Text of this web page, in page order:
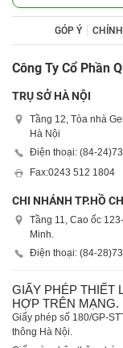
GÓP Ý
Công Ty Cổ Phần
TRỤ SỞ HÀ NỘI
Tầng 12, Tòa nhà
Hà Nội
Điện thoại: (84-24)
Fax:0243 512 1804
CHI NHÁNH TP.HỒ
Tầng 11, Cao ốc
Minh.
Điện thoại: (84-28)
GIẤY PHÉP THIẾT
HỢP TRÊN MẠNG.
Giấy phép số 180/GP-
thông Hà Nội.